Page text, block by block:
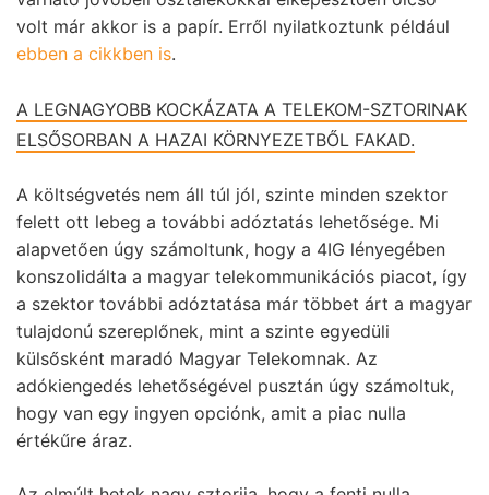
volt már akkor is a papír. Erről nyilatkoztunk például
ebben a cikkben is.
A LEGNAGYOBB KOCKÁZATA A TELEKOM-SZTORINAK
ELSŐSORBAN A HAZAI KÖRNYEZETBŐL FAKAD.
A költségvetés nem áll túl jól, szinte minden szektor
felett ott lebeg a további adóztatás lehetősége. Mi
alapvetően úgy számoltunk, hogy a 4IG lényegében
konszolidálta a magyar telekommunikációs piacot, így
a szektor további adóztatása már többet árt a magyar
tulajdonú szereplőnek, mint a szinte egyedüli
külsősként maradó Magyar Telekomnak. Az
adókiengedés lehetőségével pusztán úgy számoltuk,
hogy van egy ingyen opciónk, amit a piac nulla
értékűre áraz.